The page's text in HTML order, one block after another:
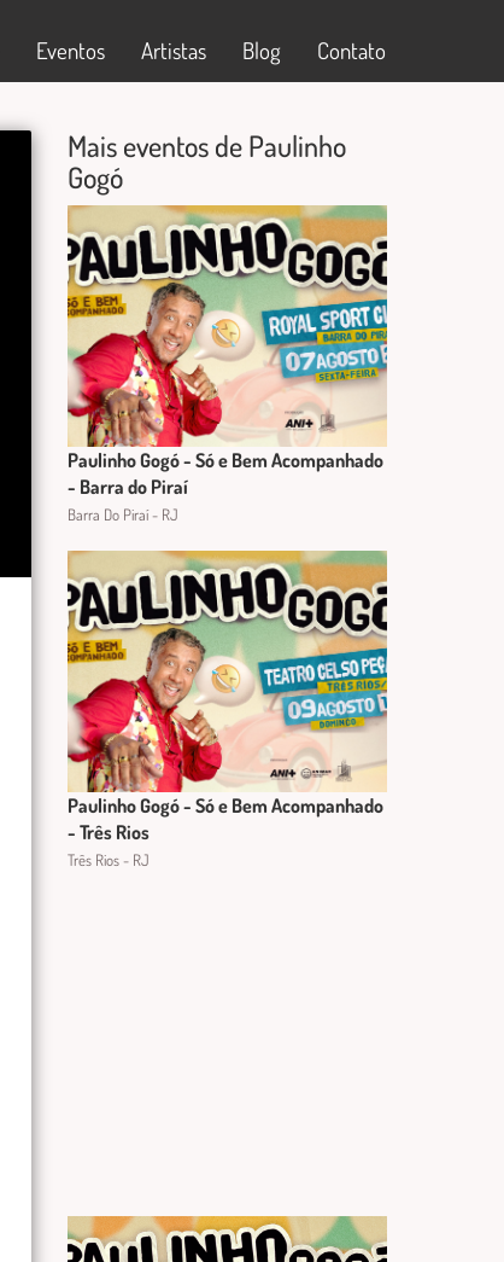
Eventos Artistas Blog Contato
Mais eventos de Paulinho
Gogó
Paulinho Gogó - Só e Bem Acompanhado
- Barra do Piraí
Barra Do Piraí - RJ
Paulinho Gogó - Só e Bem Acompanhado
- Três Rios
Três Rios - RJ